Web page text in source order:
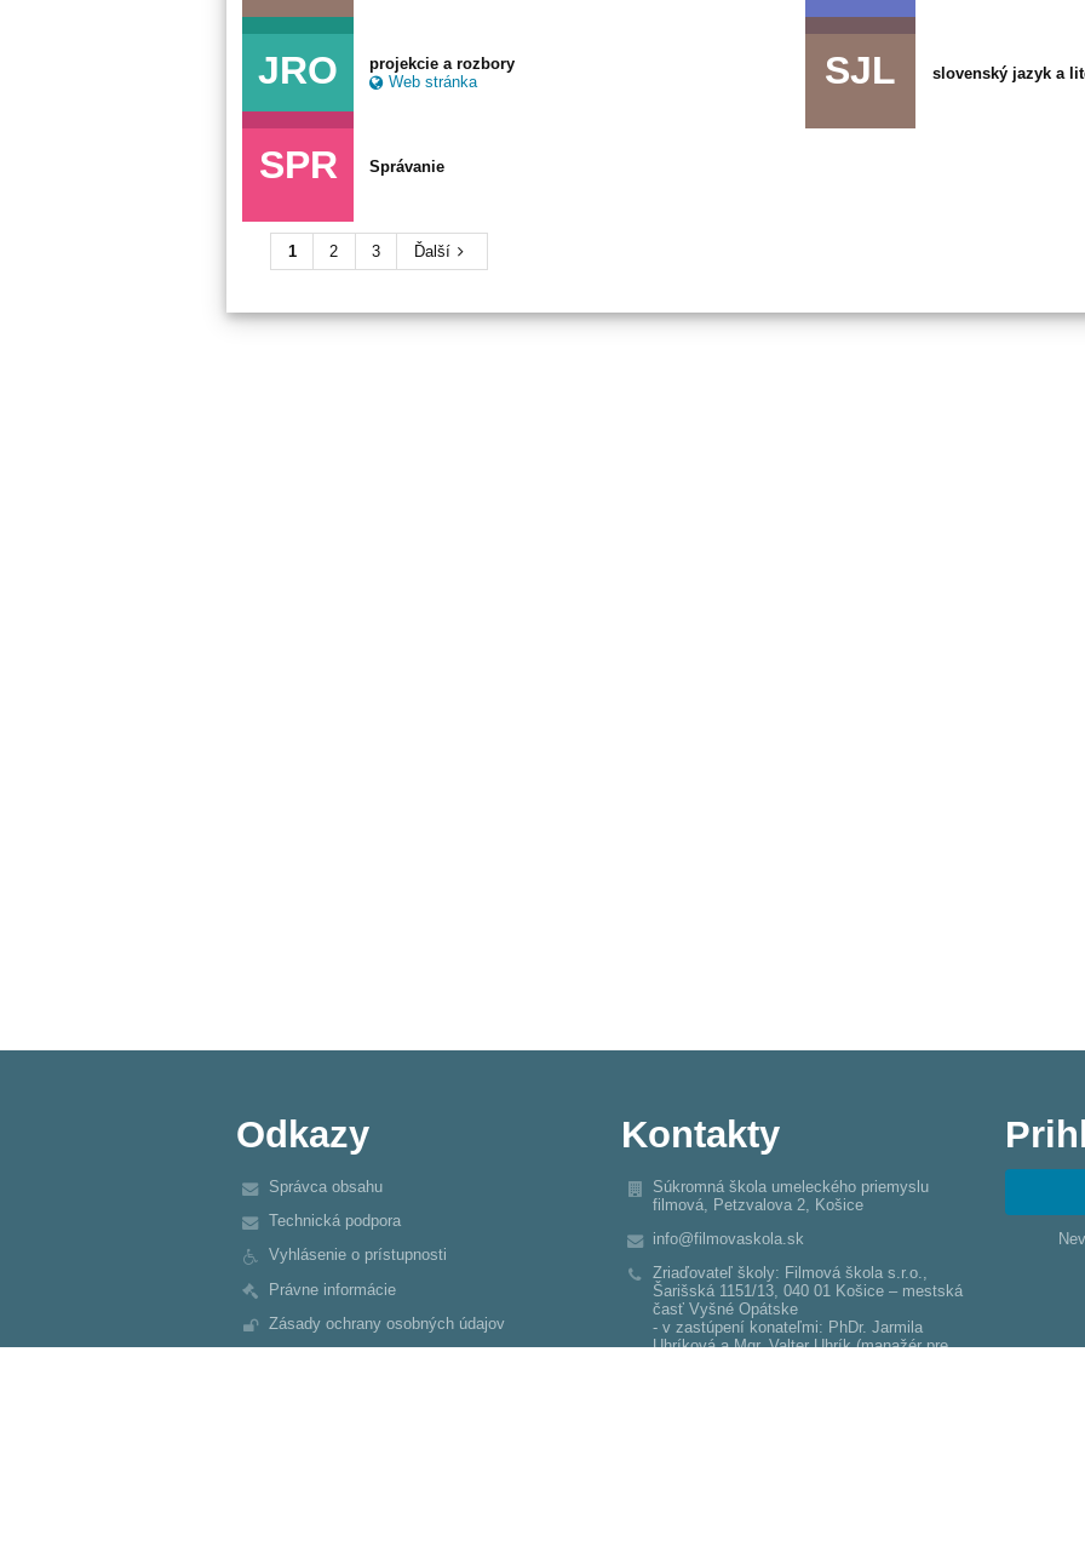
JRO
projekcie a rozbory
Web stránka
SJL slovenský jazyk a
SPR Správanie
1 2 3 Ďalší
Odkazy
Správca obsahu
Technická podpora
Vyhlásenie o prístupnosti
Právne informácie
Zásady ochrany osobných údajov
Kontakty
Súkromná škola umeleckého priemyslu
filmová, Petzvalova 2, Košice
info@filmovaskola.sk
Zriaďovateľ školy: Filmová škola s.r.o.,
Šarišská 1151/13, 040 01 Košice – mestská
časť Vyšné Opátske
- v zastúpení konateľmi: PhDr. Jarmila
Uhríková a Mgr. Valter Uhrík (manažér pre